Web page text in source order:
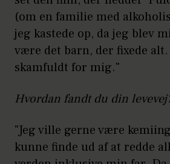
(om en familie med
jeg kastede op, da jeg blev
være det barn, der fixede
skamfuldt for mig."
Hvordan fandt du din
"Jeg ville gerne være
kunne finde ud af at redde